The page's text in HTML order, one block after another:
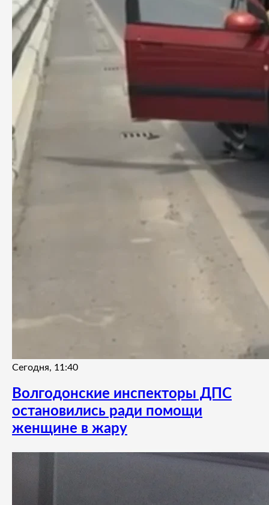
Сегодня, 11:40
Волгодонские инспекторы ДПС
остановились ради помощи
женщине в жару